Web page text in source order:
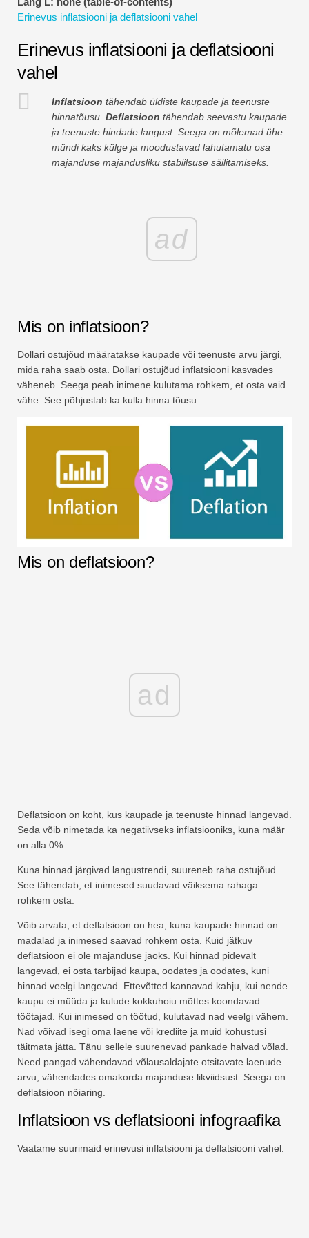
Finantsmodelleerimise õpetused
Täisvorm
Riskijuhtimise õpetused
Erinevus inflatsiooni ja deflatsiooni vahel
Erinevus inflatsiooni ja deflatsiooni
vahel
Inflatsioon tähendab üldiste kaupade ja teenuste
hinnatõusu. Deflatsioon tähendab seevastu kaupade
ja teenuste hindade langust. Seega on mõlemad ühe
mündi kaks külge ja moodustavad lahutamatu osa
majanduse majandusliku stabiilsuse säilitamiseks.
ad
Mis on inflatsioon?
Dollari ostujõud määratakse kaupade või teenuste arvu järgi,
mida raha saab osta. Dollari ostujõud inflatsiooni kasvades
väheneb. Seega peab inimene kulutama rohkem, et osta vaid
vähe. See põhjustab ka kulla hinna tõusu.
Mis on deflatsioon?
ad
Deflatsioon on koht, kus kaupade ja teenuste hinnad langevad.
Seda võib nimetada ka negatiivseks inflatsiooniks, kuna määr
on alla 0%.
Kuna hinnad järgivad langustrendi, suureneb raha ostujõud.
See tähendab, et inimesed suudavad väiksema rahaga
rohkem osta.
Võib arvata, et deflatsioon on hea, kuna kaupade hinnad on
madalad ja inimesed saavad rohkem osta. Kuid jätkuv
deflatsioon ei ole majanduse jaoks. Kui hinnad pidevalt
langevad, ei osta tarbijad kaupa, oodates ja oodates, kuni
hinnad veelgi langevad. Ettevõtted kannavad kahju, kui nende
kaupu ei müüda ja kulude kokkuhoiu mõttes koondavad
töötajad. Kui inimesed on töötud, kulutavad nad veelgi vähem.
Nad võivad isegi oma laene või krediite ja muid kohustusi
täitmata jätta. Tänu sellele suurenevad pankade halvad võlad.
Need pangad vähendavad võlausaldajate otsitavate laenude
arvu, vähendades omakorda majanduse likviidsust. Seega on
deflatsioon nõiaring.
Inflatsioon vs deflatsiooni infograafika
Vaatame suurimaid erinevusi inflatsiooni ja deflatsiooni vahel.